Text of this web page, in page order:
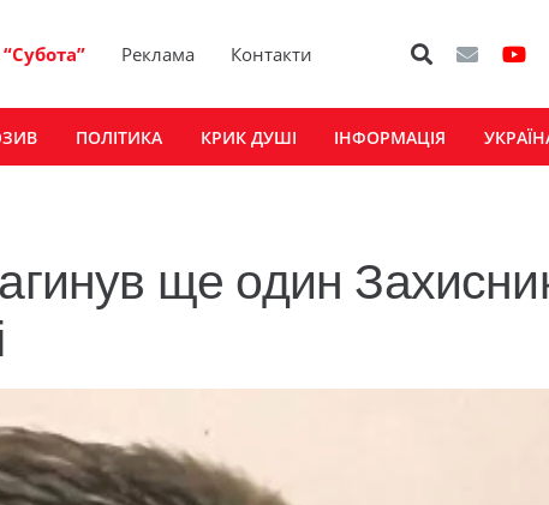
Реклама Контакти
ПОЛІТИКА КРИК ДУШІ ІНФОРМАЦІЯ
ще один